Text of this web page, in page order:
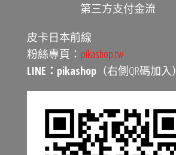
第三方支付金流
皮卡日本前線
粉絲專頁： pikashop.tw
LINE：pikashop （右側QR碼加入）